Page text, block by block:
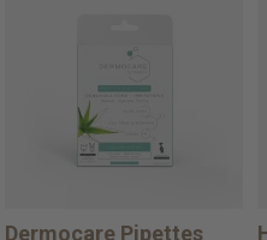
Dermocare Pipettes